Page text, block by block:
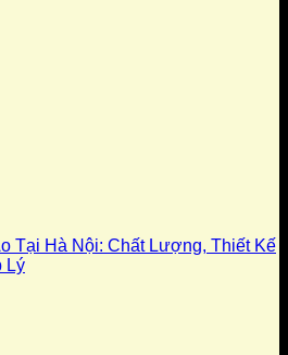
Tại Hà Nội: Chất Lượng, Thiết Kế
Lý